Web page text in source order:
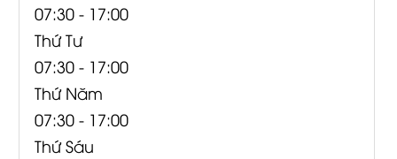
07:30 - 17:00
Thứ Tư
07:30 - 17:00
Thứ Năm
07:30 - 17:00
Thứ Sáu